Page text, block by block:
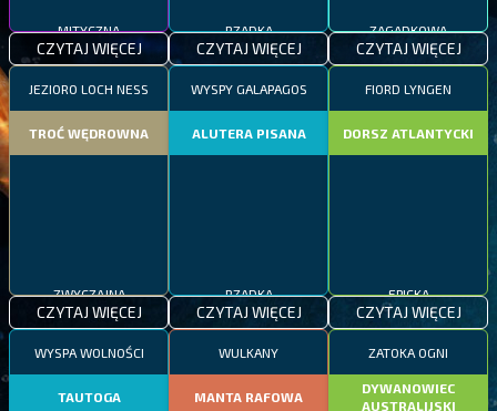
MITYCZNA
CZYTAJ WIĘCEJ
RZADKA
CZYTAJ WIĘCEJ
ZAGADKOWA
CZYTAJ WIĘCEJ
JEZIORO LOCH NESS
TROĆ WĘDROWNA
ZWYCZAJNA
CZYTAJ WIĘCEJ
WYSPY GALAPAGOS
ALUTERA PISANA
RZADKA
CZYTAJ WIĘCEJ
FIORD LYNGEN
DORSZ ATLANTYCKI
EPICKA
CZYTAJ WIĘCEJ
WYSPA WOLNOŚCI
TAUTOGA
WULKANY
MANTA RAFOWA
ZATOKA OGNI
DYWANOWIEC
AUSTRALIJSKI